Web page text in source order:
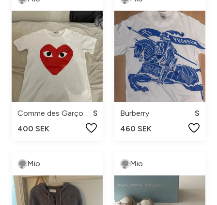
Comme des Garçons Play
400 SEK
Burberry
S
460 SEK
Mio Mio